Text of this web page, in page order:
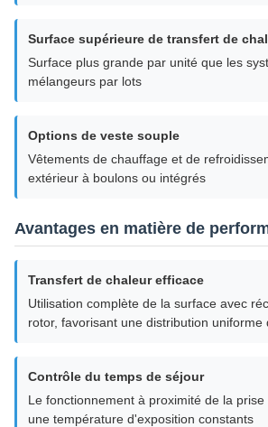
Surface supérieure de transfert de
Surface plus grande par unité que les
mélangeurs par lots
Options de veste souple
Vêtements de chauffage et de
extérieur à boulons ou intégrés
Avantages en matière de
Transfert de chaleur efficace
Utilisation complète de la surface avec
rotor, favorisant une distribution uniforme
Contrôle du temps de séjour
Le fonctionnement à proximité de la
une température d'exposition constants